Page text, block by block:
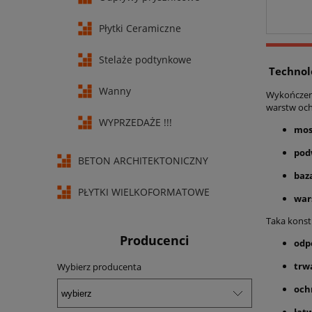
Płytki Ceramiczne
Stelaże podtynkowe
Wanny
WYPRZEDAŻE !!!
BETON ARCHITEKTONICZNY
PŁYTKI WIELKOFORMATOWE
Producenci
Wybierz producenta
warstw
Taka